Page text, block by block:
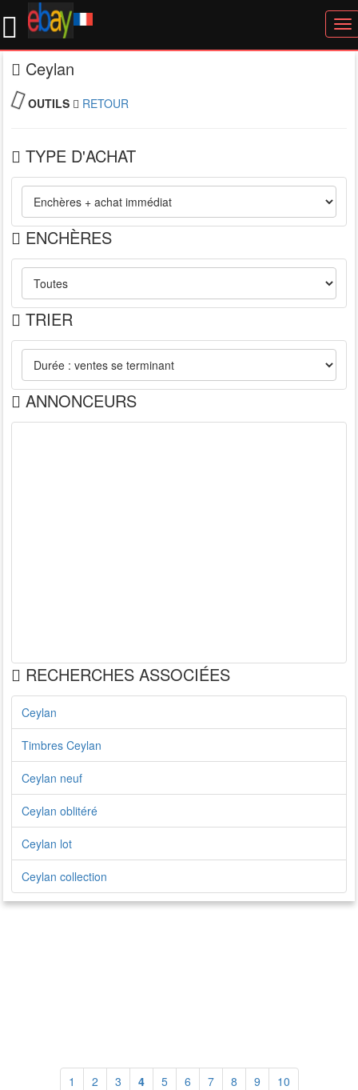
Ceylan
OUTILS RETOUR
TYPE D'ACHAT
ENCHÈRES
TRIER
ANNONCEURS
RECHERCHES ASSOCIÉES
Ceylan
Timbres Ceylan
Ceylan neuf
Ceylan oblitéré
Ceylan lot
Ceylan collection
1 2 3 4 5 6 7 8 9 10